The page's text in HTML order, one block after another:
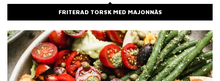
FRITERAD TORSK MED MAJONNÄS